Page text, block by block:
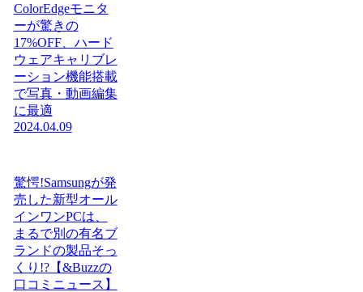
ColorEdgeモニタ
ーが驚きの
17%OFF、ハード
ウェアキャリブレ
ーション機能搭載
で写真・動画編集
に最適
2024.04.09
驚愕!Samsungが発
売した新型オール
インワンPCは、
まるで別の有名ブ
ランドの製品そっ
くり!?【&Buzzの
口コミニュース】